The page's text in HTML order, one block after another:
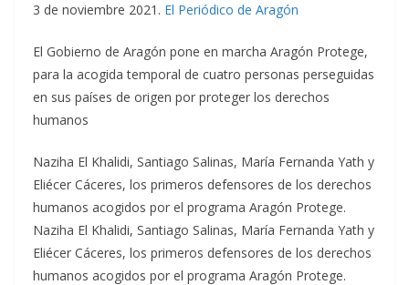
3 de noviembre 2021. El Periódico de Aragón
El Gobierno de Aragón pone en marcha Aragón Protege,
para la acogida temporal de cuatro personas perseguidas
en sus países de origen por proteger los derechos
humanos
Naziha El Khalidi, Santiago Salinas, María Fernanda Yath y
Eliécer Cáceres, los primeros defensores de los derechos
humanos acogidos por el programa Aragón Protege.
Naziha El Khalidi, Santiago Salinas, María Fernanda Yath y
Eliécer Cáceres, los primeros defensores de los derechos
humanos acogidos por el programa Aragón Protege.